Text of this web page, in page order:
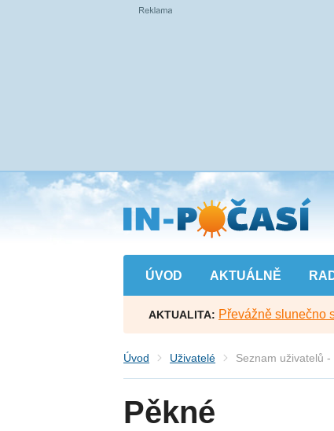
Přejít
na
hlavní
obsah
ÚVOD AKTUÁLNĚ
AKTUALITA: Převážně slunečno
Úvod Uživatelé Seznam uživatelů -
Pěkné